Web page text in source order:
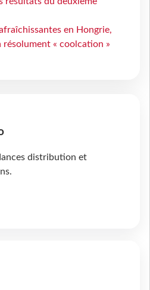
en Hongrie,
« coolcation »
distribution et